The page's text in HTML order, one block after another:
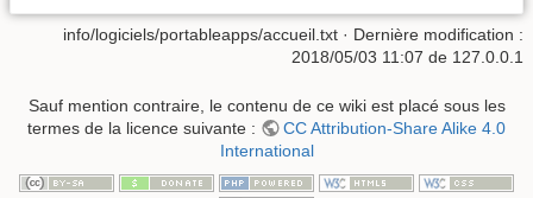
info/logiciels/portableapps/accueil.txt · Dernière modification :
2018/05/03 11:07 de 127.0.0.1
Sauf mention contraire, le contenu de ce wiki est placé sous les
termes de la licence suivante :
CC Attribution-Share Alike 4.0
International